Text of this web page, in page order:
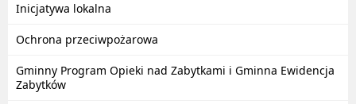
Inicjatywa lokalna
Ochrona przeciwpożarowa
Gminny Program Opieki nad Zabytkami i Gminna Ewidencja
Zabytków